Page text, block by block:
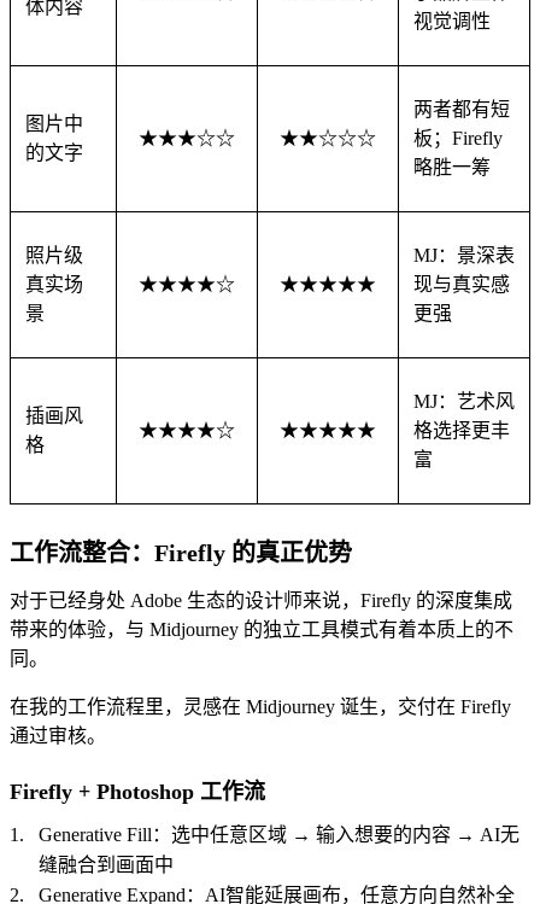
体内容
视觉调性
图片中
的文字
★★★☆☆ ★★☆☆☆
两者都有短
板；Firefly
略胜一筹
照片级
真实场
景
★★★★☆ ★★★★★
MJ：景深表
现与真实感
更强
插画风
格
★★★★☆ ★★★★★
MJ：艺术风
格选择更丰
富
工作流整合：Firefly 的真正优势
对于已经身处 Adobe 生态的设计师来说，Firefly 的深度集成
带来的体验，与 Midjourney 的独立工具模式有着本质上的不
同。
在我的工作流程里，灵感在 Midjourney 诞生，交付在 Firefly
通过审核。
Firefly + Photoshop 工作流
Generative Fill：选中任意区域 → 输入想要的内容 → AI无
缝融合到画面中
Generative Expand：AI智能延展画布，任意方向自然补全